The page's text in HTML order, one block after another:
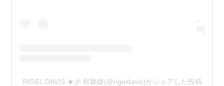
RIGEL DAVIS ★彡 程颖婕(@rigeldavis)がシェアした投稿